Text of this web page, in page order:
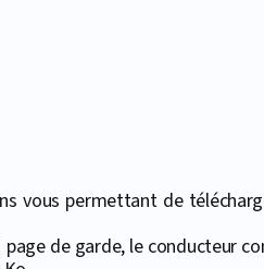
vous permettant de
de garde, le conducteur